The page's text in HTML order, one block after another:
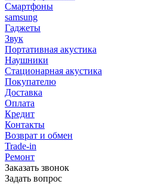
Смартфоны
samsung
Гаджеты
Звук
Портативная акустика
Наушники
Стационарная акустика
Покупателю
Доставка
Оплата
Кредит
Контакты
Возврат и обмен
Trade-in
Ремонт
Заказать звонок
Задать вопрос